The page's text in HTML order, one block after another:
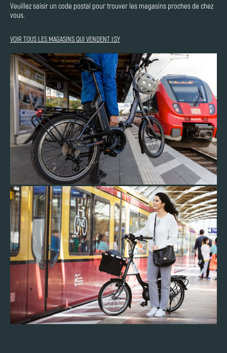
Veuillez saisir un code postal pour trouver les magasins proches de chez
vous.
VOIR TOUS LES MAGASINS QUI VENDENT I:SY